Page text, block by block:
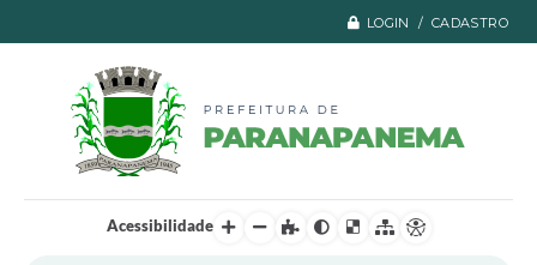
LOGIN / CADASTRO
Acessibilidade